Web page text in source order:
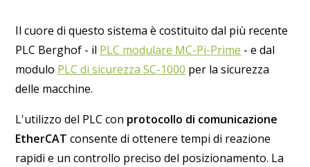
Il cuore di questo sistema è costituito dal più recente
PLC Berghof - il PLC modulare MC-Pi-Prime - e dal
modulo PLC di sicurezza SC-1000 per la sicurezza
delle macchine.
L'utilizzo del PLC con protocollo di comunicazione
EtherCAT consente di ottenere tempi di reazione
rapidi e un controllo preciso del posizionamento. La